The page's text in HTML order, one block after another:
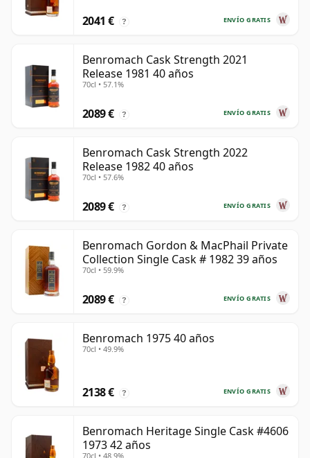
ENVÍO GRATIS
2041 € ?
Benromach Cask Strength 2021
Release 1981 40 años
70cl • 57.1%
ENVÍO GRATIS
2089 € ?
Benromach Cask Strength 2022
Release 1982 40 años
70cl • 57.6%
ENVÍO GRATIS
2089 € ?
Benromach Gordon & MacPhail Private
Collection Single Cask # 1982 39 años
70cl • 59.9%
ENVÍO GRATIS
2089 € ?
Benromach 1975 40 años
70cl • 49.9%
ENVÍO GRATIS
2138 € ?
Benromach Heritage Single Cask #4606
1973 42 años
70cl • 48.9%